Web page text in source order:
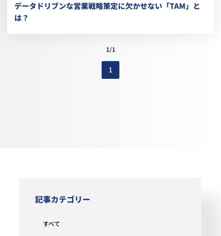
データドリブンな営業戦略策定に欠かせない「TAM」と
は？
1/1
1
記事カテゴリー
すべて